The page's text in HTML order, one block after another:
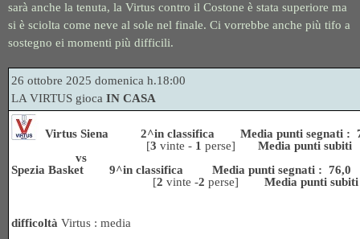
sarà anche la tenuta, la Virtus contro il Costone è stata superiore ma
si è sciolta come neve al sole nel finale. Ci vorrebbe anche più tifo a
sostegno ei momenti più difficili.
26 ottobre 2025 domenica h.18:00
LA VIRTUS gioca IN CASA
Virtus Siena 2^in classifica Media punti segnati :
[3 vinte - 1 perse]
Media punti
vs
Spezia Basket 9^in classifica Media punti segnati : 76,0
[2 vinte -2 perse] Media punti
difficoltà Virtus : media